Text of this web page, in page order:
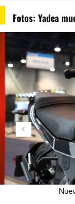
Fotos: Yadea